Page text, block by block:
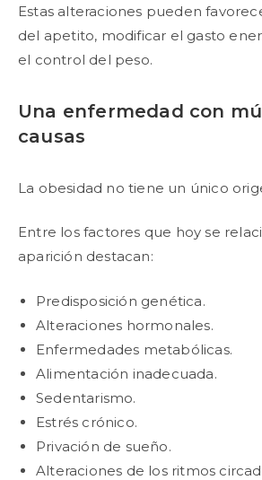
Estas alteraciones pueden
del apetito, modificar el gasto
el control del peso.
Una enfermedad con
causas
La obesidad no tiene un único
Entre los factores que hoy se
aparición destacan:
Predisposición genética.
Alteraciones hormonales.
Enfermedades metabólicas.
Alimentación inadecuada.
Sedentarismo.
Estrés crónico.
Privación de sueño.
Alteraciones de los ritmos